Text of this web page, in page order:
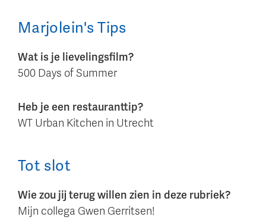
Marjolein'sTips
Wat is je lievelingsfilm?
500 Days of Summer
Heb je een restauranttip?
WT Urban Kitchen in Utrecht
Tot slot
Wie zou jij terug willen zien in deze rubriek?
Mijn collega Gwen Gerritsen!